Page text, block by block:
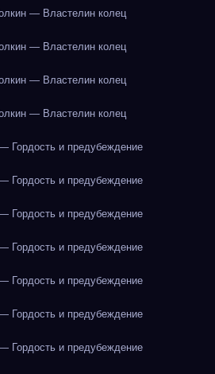
— Властелин колец
— Властелин колец
— Властелин колец
— Властелин колец
Гордость и предубеждение
Гордость и предубеждение
Гордость и предубеждение
Гордость и предубеждение
Гордость и предубеждение
Гордость и предубеждение
Гордость и предубеждение